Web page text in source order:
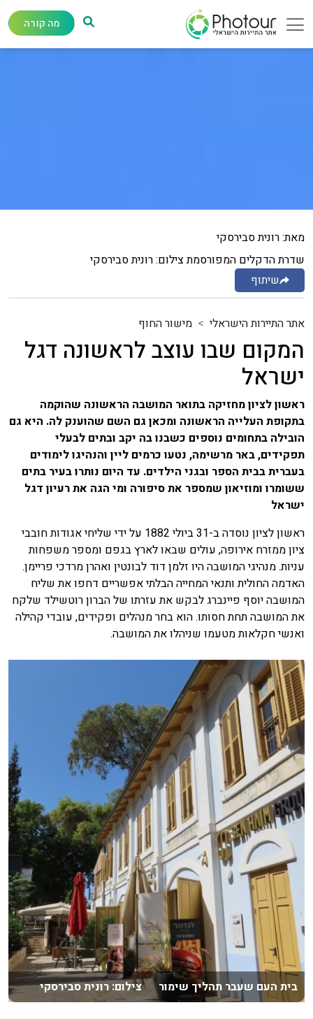
מה קורה
מאת: רונית סבירסקי
שדרת הדקלים המפורסמת צילום: רונית סבירסקי
שיתוף
אתר התיירות הישראלי מישור החוף
המקום שבו עוצב לראשונה דגל
ישראל
ראשון לציון מחזיקה בתואר המושבה הראשונה שהוקמה
בתקופת העלייה הראשונה ומכאן גם השם שהוענק לה. היא גם
הובילה בתחומים נוספים כשבנו בה יקב ובתים לבעלי
תפקידים, באר מרשימה, נטעו כרמים ליין והנהיגו לימודים
בעברית בבית הספר ובגני הילדים. עד היום נותרו בעיר בתים
ששומרו ומוזיאון שמספר את סיפורה ומי הגה את רעיון דגל
ישראל
ראשון לציון נוסדה ב-31 ביולי 1882 על ידי שליחי אגודות חובבי
ציון ממזרח אירופה, עולים שבאו לארץ בגפם ומספר משפחות
עניות. מנהיגי המושבה היו זלמן דוד לבונטין ואהרן מרדכי פריימן.
האדמה החולית ותנאי המחייה הבלתי אפשריים דחפו את שליח
המושבה יוסף פיינברג לבקש את עזרתו של הברון רוטשילד שלקח
את המושבה תחת חסותו. הוא בחר מנהלים ופקידים, עובדי קהילה
ואנשי חקלאות מטעמו שניהלו את המושבה.
בית העם שעבר תהליך שימור צילום: רונית סבירסקי